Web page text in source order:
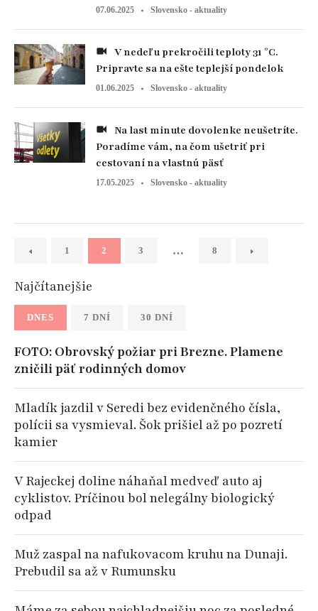
07.06.2025 Slovensko - aktuality
Pripravte sa na ešte teplejší pondelok
01.06.2025 Slovensko - aktuality
Poradíme vám, na čom ušetriť pri
cestovaní na vlastnú päsť
17.05.2025 Slovensko - aktuality
1 2 3 … 8
Najčítanejšie
DNES 7 DNÍ 30 DNÍ
FOTO: Obrovský požiar pri Brezne. Plamene
zničili päť rodinných domov
Mladík jazdil v Seredi bez evidenčného čísla,
polícii sa vysmieval. Šok prišiel až po pozretí
kamier
V Rajeckej doline náhaňal medveď auto aj
cyklistov. Príčinou bol nelegálny biologický
odpad
Muž zaspal na nafukovacom kruhu na Dunaji.
Prebudil sa až v Rumunsku